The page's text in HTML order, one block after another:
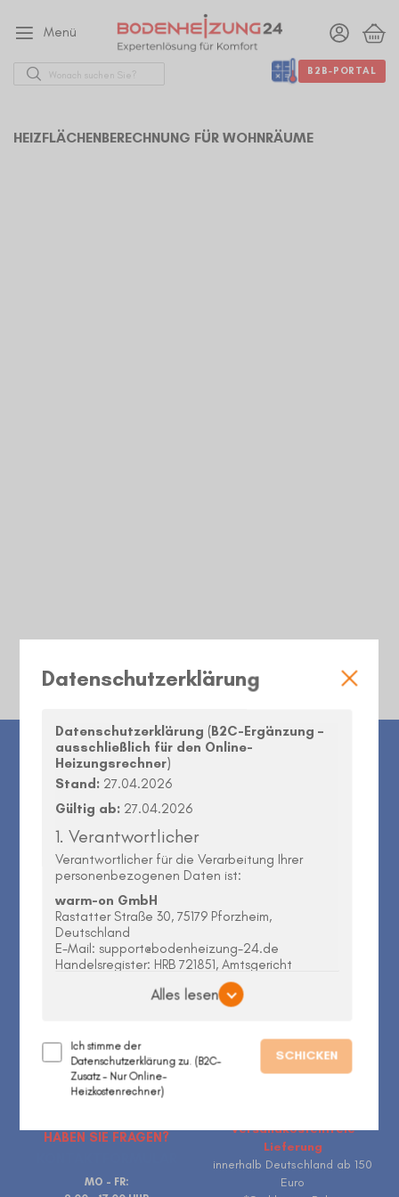
Menü
Suche B2B-PORTAL
HEIZFLÄCHENBERECHNUNG FÜR WOHNRÄUME
INFORMATIONEN
Kontakt
Firmenkunden
Widerrufsrecht
Datenschutz
Impressum
Rucksendungen/ Retoure
USt-IdNr/VAT-ID:
DE298810972
Weee-Reg.-Nr/Weee Reg.
HOTLINE & KONTAKT
HABEN SIE FRAGEN?
MO - FR:
Versandkostenfreie
Lieferung
innerhalb Deutschland ab 150
Euro
Datenschutzerklärung
Datenschutzerklärung (B2C-Ergänzung –
ausschließlich für den Online-
Heizungsrechner)
Stand: 27.04.2026
Gültig ab: 27.04.2026
1. Verantwortlicher
Verantwortlicher für die Verarbeitung Ihrer
personenbezogenen Daten ist:
warm-on GmbH
Rastatter Straße 30, 75179 Pforzheim,
Deutschland
E-Mail: support@bodenheizung-24.de
Handelsregister: HRB 721851, Amtsgericht
2. Geltungsbereich
Verarbeitung personenbezogener Daten, die im
Rahmen der Nutzung des Online-
Heizungsrechners unter
https://www.bodenheizung-
werden.
Ihre Nutzung des kostenlosen warm-on Online-
Heizungsrechners erfolgt ohne Registrierung
oder Anmeldung.
Alles lesen
Ich stimme der
Datenschutzerklärung zu. (B2C-
Zusatz – Nur Online-
Heizkostenrechner)
SCHICKEN